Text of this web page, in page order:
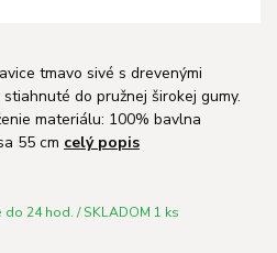
tmavo sivé s drevenými
do pružnej širokej gumy.
materiálu: 100% bavlna
55 cm celý popis
24 hod. / SKLADOM 1 ks